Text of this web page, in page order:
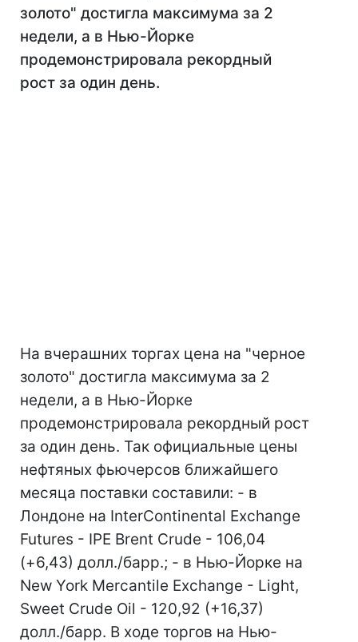
золото" достигла максимума за 2
недели, а в Нью-Йорке
продемонстрировала рекордный
рост за один день.
На вчерашних торгах цена на "черное
золото" достигла максимума за 2
недели, а в Нью-Йорке
продемонстрировала рекордный рост
за один день. Так официальные цены
нефтяных фьючерсов ближайшего
месяца поставки составили: - в
Лондоне на InterContinental Exchange
Futures - IPE Brent Crude - 106,04
(+6,43) долл./барр.; - в Нью-Йорке на
New York Mercantile Exchange - Light,
Sweet Crude Oil - 120,92 (+16,37)
долл./барр. В ходе торгов на Нью-